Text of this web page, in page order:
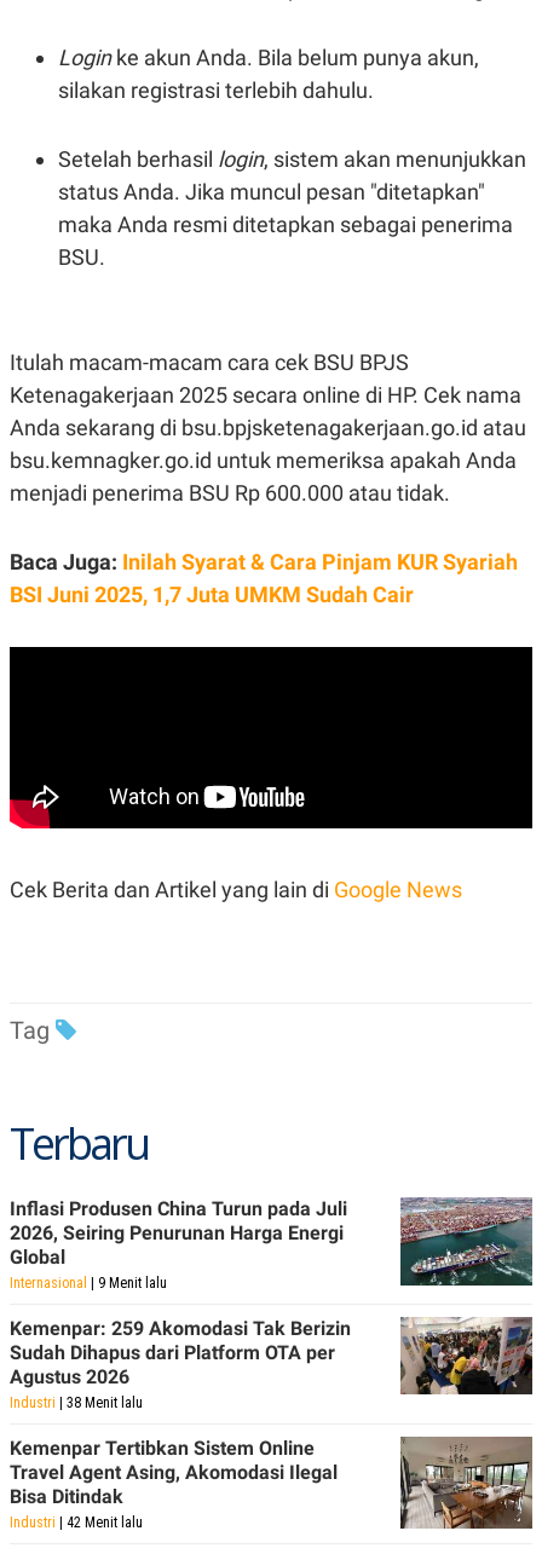
Loginke akun Anda. Bila belum punya akun,
silakan registrasi terlebih dahulu.
Setelah berhasil login, sistem akan menunjukkan
status Anda. Jika muncul pesan "ditetapkan"
maka Anda resmi ditetapkan sebagai penerima
BSU.
Itulah macam-macam cara cek BSU BPJS
Ketenagakerjaan 2025 secara online di HP. Cek nama
Anda sekarang di bsu.bpjsketenagakerjaan.go.id atau
bsu.kemnagker.go.id untuk memeriksa apakah Anda
menjadi penerima BSU Rp 600.000 atau tidak.
Baca Juga: Inilah Syarat & Cara Pinjam KUR Syariah
BSI Juni 2025, 1,7 Juta UMKM Sudah Cair
Cek Berita dan Artikel yang lain di Google News
Tag
Terbaru
Inflasi Produsen China Turun pada Juli
2026, Seiring Penurunan Harga Energi
Global
Internasional | 9 Menit lalu
Kemenpar: 259 Akomodasi Tak Berizin
Sudah Dihapus dari Platform OTA per
Agustus 2026
Industri | 38 Menit lalu
Kemenpar Tertibkan Sistem Online
Travel Agent Asing, Akomodasi Ilegal
Bisa Ditindak
Industri | 42 Menit lalu